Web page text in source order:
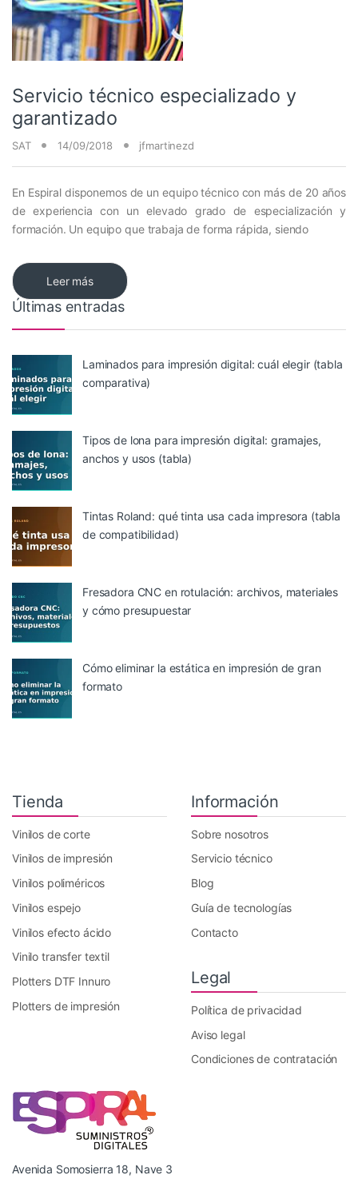
Servicio técnico especializado y
garantizado
SAT 14/09/2018 jfmartinezd
En Espiral disponemos de un equipo técnico con más de 20 años
de experiencia con un elevado grado de especialización y
formación. Un equipo que trabaja de forma rápida, siendo
Leer más
Últimas entradas
Laminados para impresión digital: cuál elegir (tabla
comparativa)
Tipos de lona para impresión digital: gramajes,
anchos y usos (tabla)
Tintas Roland: qué tinta usa cada impresora (tabla
de compatibilidad)
Fresadora CNC en rotulación: archivos, materiales
y cómo presupuestar
Cómo eliminar la estática en impresión de gran
formato
Tienda
Vinilos de corte
Vinilos de impresión
Vinilos poliméricos
Vinilos espejo
Vinilos efecto ácido
Vinilo transfer textil
Plotters DTF Innuro
Plotters de impresión
Información
Sobre nosotros
Servicio técnico
Blog
Guía de tecnologías
Contacto
Legal
Política de privacidad
Aviso legal
Condiciones de contratación
Avenida Somosierra 18, Nave 3